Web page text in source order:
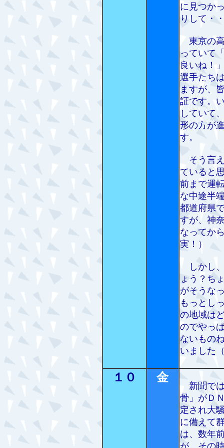
に見つか
りして・
東京の高
っていて
良いね！
選手たち
ますが、
証です。
していて
形の方が
す。
そう言え
ていると
前まで運
な中途半
都道府県
すが、神
なってか
実！）
しかし、
ょう？ち
がそうな
もっとし
の地域は
のでやっ
ないもの
いました
１０ 金
新聞では
骨」がＤ
定され大
に備えて
は、数年
が、その